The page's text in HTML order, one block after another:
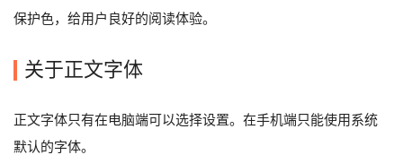
保护色，给用户良好的阅读体验。
关于正文字体
正文字体只有在电脑端可以选择设置。在手机端只能使用系统
默认的字体。